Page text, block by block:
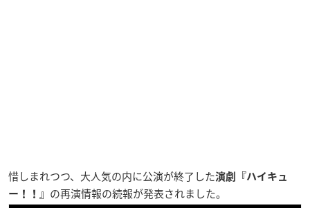
惜しまれつつ、大人気の内に公演が終了した演劇『ハイキュ
ー！！』 の再演情報の続報が発表されました。